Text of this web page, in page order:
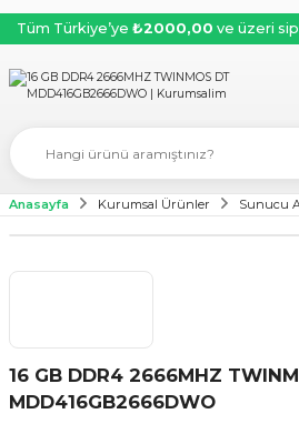
Tüm Türkiye’ye ₺2000,00 ve üzeri
Anasayfa Kurumsal Ürünler Sunucu
16 GB DDR4 2666MHZ
MDD416GB2666DWO